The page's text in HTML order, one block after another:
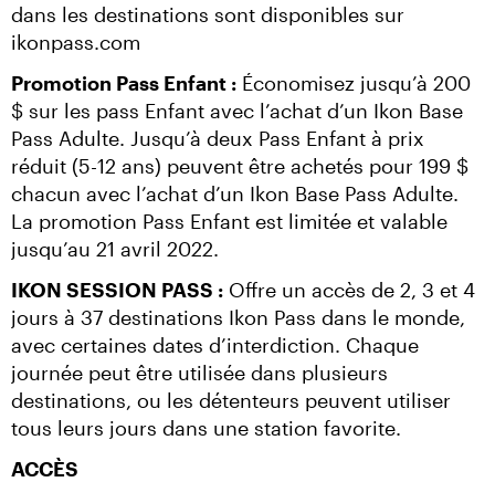
dans les destinations sont disponibles sur
ikonpass.com
Promotion Pass Enfant : Économisez jusqu’à 200
$ sur les pass Enfant avec l’achat d’un Ikon Base
Pass Adulte. Jusqu’à deux Pass Enfant à prix
réduit (5-12 ans) peuvent être achetés pour 199 $
chacun avec l’achat d’un Ikon Base Pass Adulte.
La promotion Pass Enfant est limitée et valable
jusqu’au 21 avril 2022.
IKON SESSION PASS : Offre un accès de 2, 3 et 4
jours à 37 destinations Ikon Pass dans le monde,
avec certaines dates d’interdiction. Chaque
journée peut être utilisée dans plusieurs
destinations, ou les détenteurs peuvent utiliser
tous leurs jours dans une station favorite.
ACCÈS